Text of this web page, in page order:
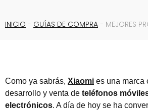
INICIO - GUÍAS DE COMPRA - MEJORES
Como ya sabrás, Xiaomi es una marca
desarrollo y venta de teléfonos
electrónicos. A día de hoy se ha